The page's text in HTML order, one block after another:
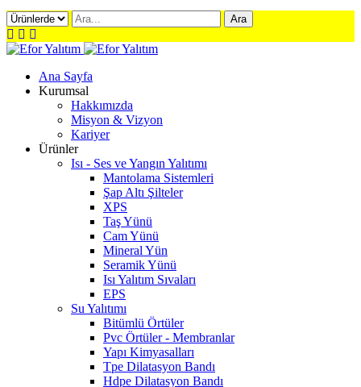
Ara
Ana Sayfa
Kurumsal
Hakkımızda
Misyon & Vizyon
Kariyer
Ürünler
Isı - Ses ve Yangın Yalıtımı
Mantolama Sistemleri
Şap Altı Şilteler
XPS
Taş Yünü
Cam Yünü
Mineral Yün
Seramik Yünü
Isı Yalıtım Sıvaları
EPS
Su Yalıtımı
Bitümlü Örtüler
Pvc Örtüler - Membranlar
Yapı Kimyasalları
Tpe Dilatasyon Bandı
Hdpe Dilatasyon Bandı